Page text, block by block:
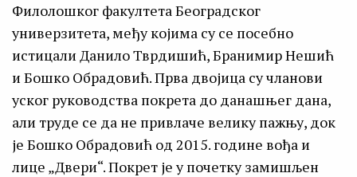
Филолошког факултета Београдског
универзитета, међу којима су се посебно
истицали Данило Тврдишић, Бранимир Нешић
и Бошко Обрадовић. Прва двојица су чланови
уског руководства покрета до данашњег дана,
али труде се да не привлаче велику пажњу, док
је Бошко Обрадовић од 2015. године вођа и
лице „Двери“. Покрет је у почетку замишљен